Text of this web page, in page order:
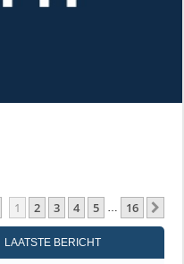
Pagina1 Van 16
1 2 3 4 5 … 16
LAATSTE BERICHT